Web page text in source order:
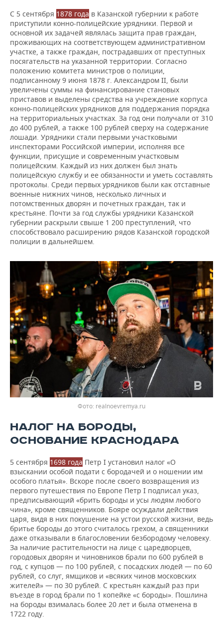
С 5 сентября 1878 года в Казанской губернии к работе
приступили конно-полицейские урядники. Первой и
основной их задачей являлась защита прав граждан,
проживающих на соответствующем административном
участке, а также граждан, пострадавших от преступных
посягательств на указанной территории. Согласно
положению комитета министров о полиции,
подписанному 9 июня 1878 г. Александром II, были
увеличены суммы на финансирование становых
приставов и выделены средства на учреждение корпуса
конно-полицейских урядников для поддержания порядка
на территориальных участках. За год они получали от 310
до 400 рублей, а также 100 рублей сверху на содержание
лошади. Урядники стали первыми участковыми
инспекторами Российской империи, исполняя все
функции, присущие и современным участковым
полицейским. Каждый из них должен был знать
полицейскую службу и ее обязанности и уметь составлять
протоколы. Среди первых урядников были как отставные
военные нижних чинов, несколько личных и
потомственных дворян и почетных граждан, так и
крестьяне. Почти за год службы урядники Казанской
губернии раскрыли свыше 1 200 преступлений, что
способствовало расширению рядов Казанской городской
полиции в дальнейшем.
realnoevremya.ru
НАЛОГ НА БОРОДЫ,
ОСНОВАНИЕ КРАСНОДАРА
5 сентября 1698 года Петр I установил налог «О
взыскании особой подати с бородачей и о ношении им
особого платья». Вскоре после своего возвращения из
первого путешествия по Европе Петр I подписал указ,
предписывающий «брить бороды и усы людям любого
чина», кроме священников. Бояре осуждали действия
царя, видя в них покушение на устои русской жизни, ведь
бритье бороды до этого считалось грехом, а священники
даже отказывали в благословении безбородому человеку.
За наличие растительности на лице с царедворцев,
городовых дворян и чиновников брали по 600 рублей в
год, с купцов — по 100 рублей, с посадских людей — по 60
рублей, со слуг, ямщиков и «всяких чинов московских
жителей» — по 30 рублей. С крестьян каждый раз при
въезде в город брали по 1 копейке «с бороды». Пошлина
на бороды взималась более 20 лет и была отменена в
1722 году.